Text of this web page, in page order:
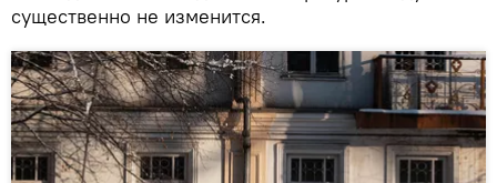
существенно не изменится.